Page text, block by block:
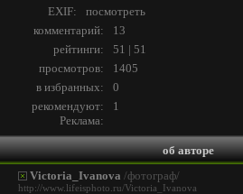
EXIF:
посмотреть
комментарий:
13
рейтинги:
51 | 51
просмотров:
1405
в избранных:
0
рекомендуют:
1
Реклама:
об авторе
Victoria_Ivanova /фотограф/
http://www.lifeisphoto.ru/Victoria_Ivanova